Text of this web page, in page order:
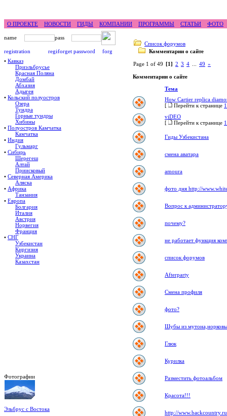
О ПРОЕКТЕ НОВОСТИ ГИДЫ КОМПАНИИ ПРОГРАММЫ СТАТЬИ ФОТО
• Кавказ
Приэльбрусье
Красная Поляна
Домбай
Абхазия
Адыгея
• Кольский полуостров
Озера
Тундра
Горные тундры
Хибины
• Полуостров Камчатка
Камчатка
• Индия
Гульмарг
• Сибирь
Шерегеш
Алтай
Приисковый
• Северная Америка
Аляска
• Африка
Танзания
• Европа
Болгария
Италия
Австрия
Норвегия
Франция
• СНГ
Узбекистан
Киргизия
Украина
Казахстан
Фотографии
Эльбрус с Востока
Список форумов
Комментарии о сайте
Page 1 of 49 [1] 2 3 4 49 »
Комментарии о сайте
Тема
How Cartier replica
[
Перейти к странице 1
viDEO
[
Перейти к странице 1
Гиды Узбекистана
смена аватара
amoura
фото дня http://
Вопрос к
почему?
не работает функция
список форумов
Afterparty
Смена профиля
фото?
Шубы из
Глюк
Курилка
Разместить фотоальбом
Красота!!!
http://